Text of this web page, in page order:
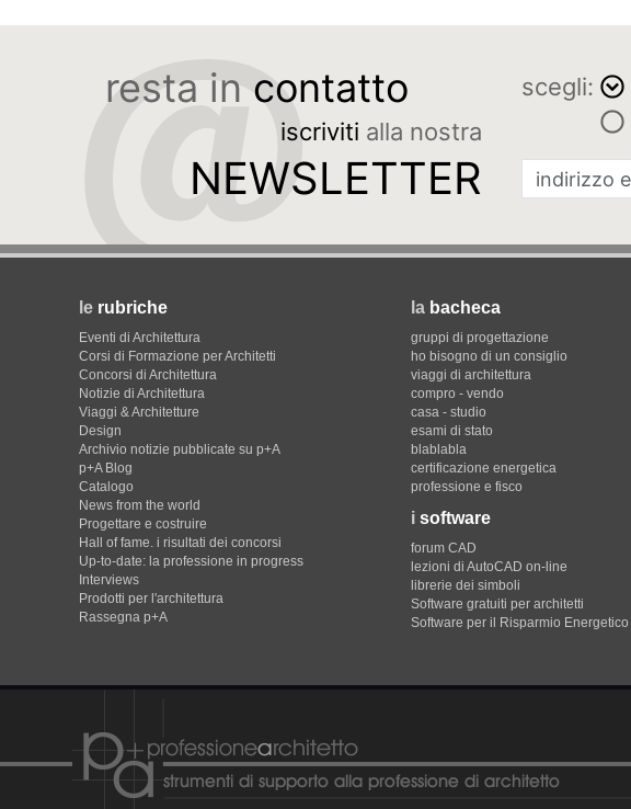
resta in contatto
iscriviti alla nostra
NEWSLETTER
scegli:
le rubriche
Eventi di Architettura
Corsi di Formazione per Architetti
Concorsi di Architettura
Notizie di Architettura
Viaggi & Architetture
Design
Archivio notizie pubblicate su p+A
p+A Blog
Catalogo
News from the world
Progettare e costruire
Hall of fame. i risultati dei concorsi
Up-to-date: la professione in progress
Interviews
Prodotti per l'architettura
Rassegna p+A
la bacheca
gruppi di progettazione
ho bisogno di un consiglio
viaggi di architettura
compro - vendo
casa - studio
esami di stato
blablabla
certificazione energetica
professione e fisco
i software
forum CAD
lezioni di AutoCAD on-line
librerie dei simboli
Software gratuiti per architetti
Software per il Risparmio Energetico